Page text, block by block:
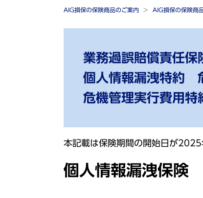
AIG損保の保険商品のご案内 AIG損保の保険商
業務過誤賠償責任保
個人情報漏洩特約
危機管理実行費用
本記載は保険期間の開始日が2025
個人情報漏洩保険